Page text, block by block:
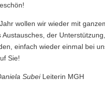
wollen wir wieder mit
Austausches, der
einfach wieder einmal bei
Sie!
Subei Leiterin MGH